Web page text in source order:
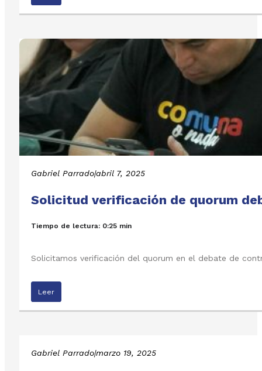
Gabriel Parrado|abril 7, 2025
Solicitud verificación de quorum
Tiempo de lectura: 0:25 min
Solicitamos verificación del quorum en el debate de
Leer
Gabriel Parrado|marzo 19, 2025